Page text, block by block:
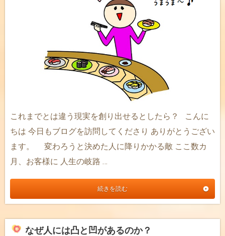
これまでとは違う現実を創り出せるとしたら？ こんに
ちは 今日もブログを訪問してくださり ありがとうござい
ます。 変わろうと決めた人に降りかかる敵 ここ数カ
月、お客様に 人生の岐路 …
続きを読む
なぜ人には凸と凹があるのか？